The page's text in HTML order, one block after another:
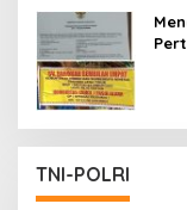
TNI-POLRI